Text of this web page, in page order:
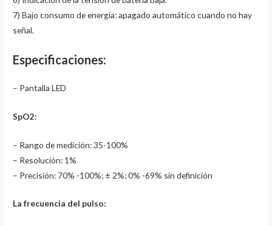
7) Bajo consumo de energía: apagado automático cuando no hay
señal.
Especificaciones:
– Pantalla LED
SpO2:
– Rango de medición: 35-100%
– Resolución: 1%
– Precisión: 70% -100%; ± 2%; 0% -69% sin definición
La frecuencia del pulso: